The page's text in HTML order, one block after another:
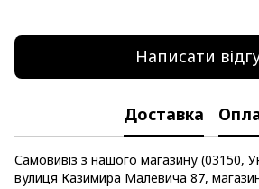
Написати
Доставка
Самовивіз з нашого магазину (03150,
вулиця Казимира Малевича 87, магазин